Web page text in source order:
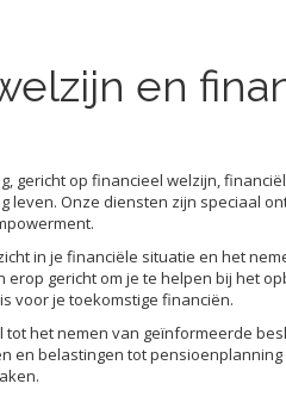
en
gericht op financieel welzijn,
leven. Onze diensten zijn speciaal
in je financiële situatie en het
erop gericht om je te helpen bij het
voor je toekomstige financiën.
tot het nemen van geïnformeerde
en belastingen tot